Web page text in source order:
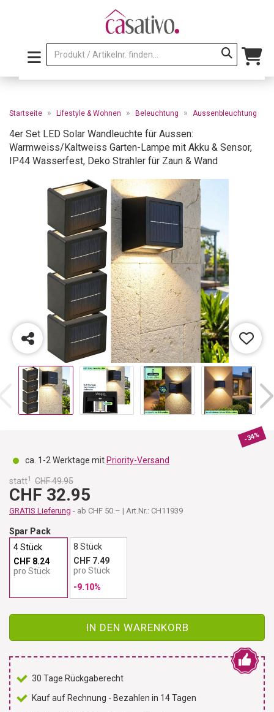
Startseite » Lifestyle & Wohnen » Beleuchtung » Aussenbleuchtung
4er Set LED Solar Wandleuchte für Aussen:
Warmweiss/Kaltweiss Garten-Lampe mit Akku & Sensor,
IP44 Wasserfest, Deko Strahler für Zaun & Wand
-34%
ca. 1-2 Werktage mit Priority-Versand
statt1 CHF 49.95
CHF 32.95
GRATIS Lieferung - ab CHF 50.– | Art.Nr.: CH11939
Spar Pack
4 Stück
CHF 8.24
pro Stück
8 Stück
CHF 7.49
pro Stück
-9.10%
IN DEN WARENKORB
30 Tage Rückgaberecht
Kauf auf Rechnung - Bezahlen in 14 Tagen